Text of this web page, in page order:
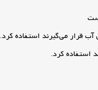
قرار می‌گیرند استفاده کرد.
کرد.